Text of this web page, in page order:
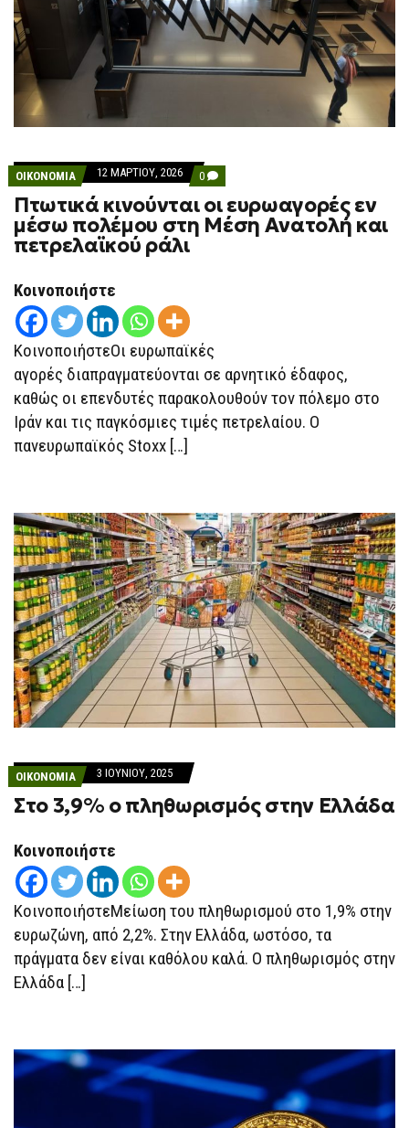
ΟΙΚΟΝΟΜΙΑ 12 ΜΑΡΤΊΟΥ, 2026 0 COMMENTS
ON
ΠΤΩΤΙΚΆ
ΚΙΝΟΎΝΤΑΙ
ΟΙ
ΠΕΤΡΕΛΑΪΚΟΎ
Πτωτικά κινούνται οι ευρωαγορές εν
μέσω πολέμου στη Μέση Ανατολή και
πετρελαϊκού ράλι
Κοινοποιήστε
ΚοινοποιήστεΟι ευρωπαϊκές
αγορές διαπραγματεύονται σε αρνητικό έδαφος,
καθώς οι επενδυτές παρακολουθούν τον πόλεμο στο
Ιράν και τις παγκόσμιες τιμές πετρελαίου. Ο
πανευρωπαϊκός Stoxx […]
ΟΙΚΟΝΟΜΙΑ 3 ΙΟΥΝΊΟΥ, 2025
Στο 3,9% ο πληθωρισμός στην Ελλάδα
Κοινοποιήστε
ΚοινοποιήστεΜείωση του πληθωρισμού στο 1,9% στην
ευρωζώνη, από 2,2%. Στην Ελλάδα, ωστόσο, τα
πράγματα δεν είναι καθόλου καλά. Ο πληθωρισμός στην
Ελλάδα […]